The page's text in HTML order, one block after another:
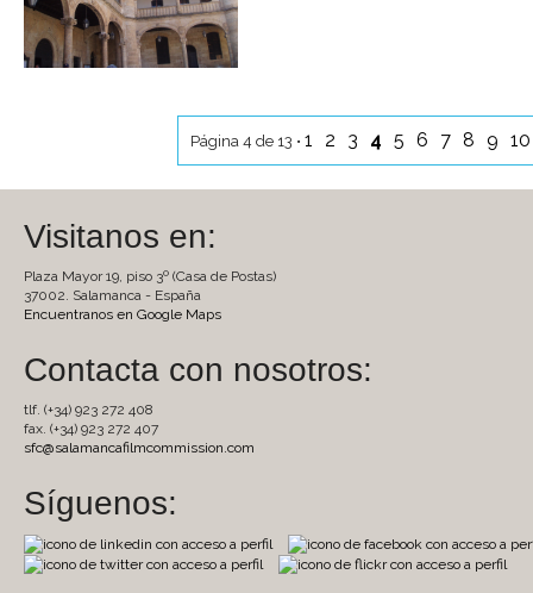
Página 4 de 13 • 1 2 3 4 5 6 7 8 9
Visitanos en:
Plaza Mayor 19, piso 3º (Casa de Postas)
37002. Salamanca - España
Encuentranos en Google Maps
Contacta con nosotros:
tlf. (+34) 923 272 408
fax. (+34) 923 272 407
sfc@salamancafilmcommission.com
Síguenos: